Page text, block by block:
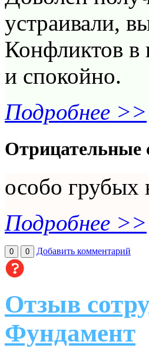
устраивали,
Конфликтов в
и спокойно.
Подробнее >>
Отрицательные
особо грубых
Подробнее >>
0 0 Добавить комментарий
Отзыв
Фундамент